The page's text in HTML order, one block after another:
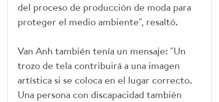
del proceso de producción de moda para
proteger el medio ambiente", resaltó.
Van Anh también tenía un mensaje: "Un
trozo de tela contribuirá a una imagen
artística si se coloca en el lugar correcto.
Una persona con discapacidad también